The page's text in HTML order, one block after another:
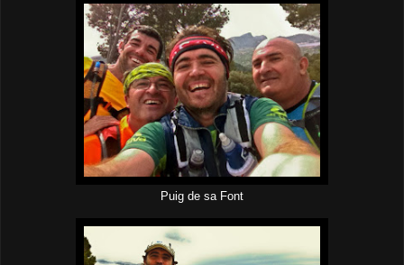
Puig de sa Font